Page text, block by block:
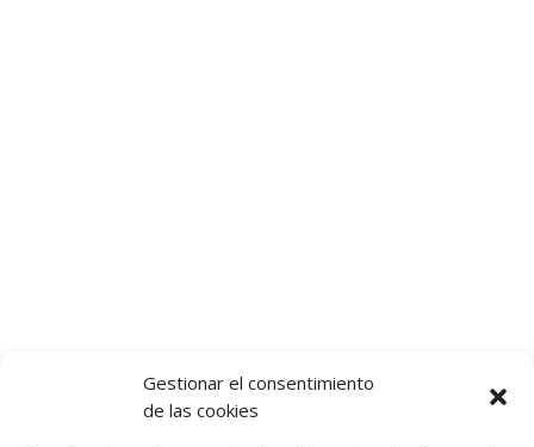
Gestionar el consentimiento
de las cookies